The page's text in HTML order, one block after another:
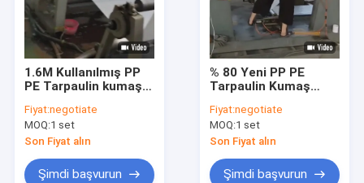
1.6M Kullanılmış PP
PE Tarpaulin kumaş
poşet Ekstrüzyon
Lamine Makinesi
Fiyat:negotiate
MOQ:1 set
Son Fiyat alın
Şimdi başvurun
% 80 Yeni PP PE
Tarpaulin Kumaş
Çanta Ekstrüzyon
Lamine Makinesi
Fiyat:negotiate
MOQ:1 set
Son Fiyat alın
Şimdi başvurun